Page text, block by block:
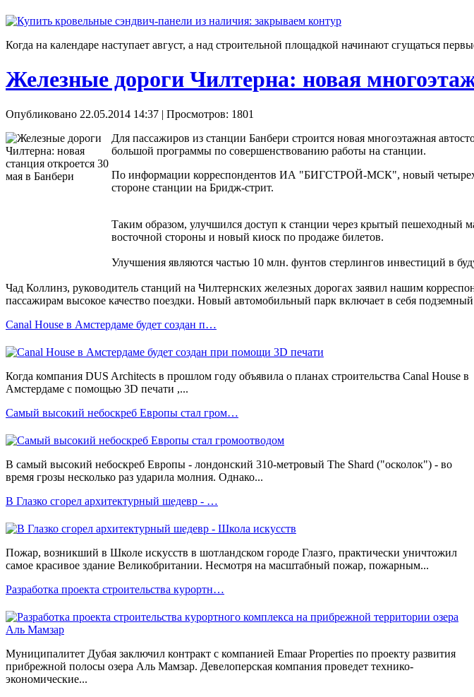
Когда на календаре наступает август, а над строительной площадкой начинают сгущаться
Железные дороги Чилтерна: новая
Опубликовано 22.05.2014 14:37 | Просмотров: 1801
Для пассажиров из станции Банбери строится новая многоэтажная
большой программы по совершенствованию работы на станции.
По информации корреспондентов ИА "БИГСТРОЙ-МСК", новый
стороне станции на Бридж-стрит.
Таким образом, улучшился доступ к станции через крытый пешеходный
восточной стороны и новый киоск по продаже билетов.
Улучшения являются частью 10 млн. фунтов стерлингов инвестиций в
Чад Коллинз, руководитель станций на Чилтернских железных дорогах заявил нашим
пассажирам высокое качество поездки. Новый автомобильный парк включает в себя
Canal House в Амстердаме будет создан п…
Когда компания DUS Architects в прошлом году объявила о планах строительства Canal House в
Амстердаме с помощью 3D печати ,...
Самый высокий небоскреб Европы стал гром…
В самый высокий небоскреб Европы - лондонский 310-метровый The Shard ("осколок") - во
время грозы несколько раз ударила молния. Однако...
В Глазко сгорел архитектурный шедевр - …
Пожар, возникший в Школе искусств в шотландском городе Глазго, практически уничтожил
самое красивое здание Великобритании. Несмотря на масштабный пожар, пожарным...
Разработка проекта строительства курортн…
Муниципалитет Дубая заключил контракт с компанией Emaar Properties по проекту развития
прибрежной полосы озера Аль Мамзар. Девелоперская компания проведет технико-
экономические...